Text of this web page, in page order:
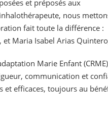
et préposés aux
nous
fait toute la différence :
Maria Isabel Arias
Marie Enfant
communication et
et efficaces, toujours au